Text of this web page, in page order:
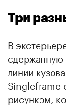
Три
В
сдержанную
линии
Singleframe
рисунком,